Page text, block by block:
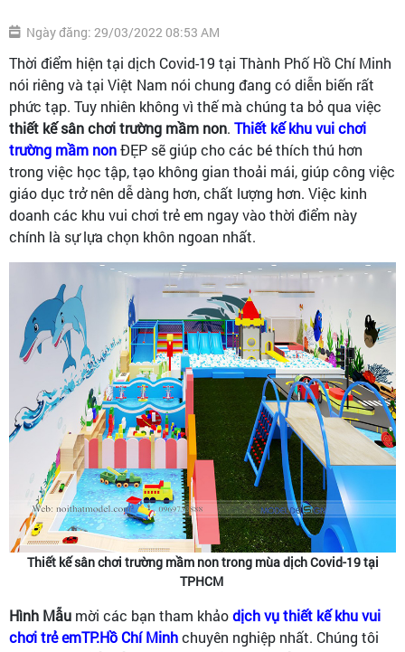
Ngày đăng: 29/03/2022 08:53 AM
Thời điểm hiện tại dịch Covid-19 tại Thành Phố Hồ Chí Minh
nói riêng và tại Việt Nam nói chung đang có diễn biến rất
phức tạp. Tuy nhiên không vì thế mà chúng ta bỏ qua việc
thiết kế sân chơi trường mầm non. Thiết kế khu vui chơi
trường mầm nonĐẸP sẽ giúp cho các bé thích thú hơn
trong việc học tập, tạo không gian thoải mái, giúp công việc
giáo dục trở nên dễ dàng hơn, chất lượng hơn. Việc kinh
doanh các khu vui chơi trẻ em ngay vào thời điểm này
chính là sự lựa chọn khôn ngoan nhất.
Thiết kế sân chơi trường mầm non trong mùa dịch Covid-19 tại
TPHCM
Hình Mẫu mời các bạn tham khảodịch vụ thiết kế khu vui
chơi trẻ emTP.Hồ Chí Minhchuyên nghiệp nhất. Chúng tôi